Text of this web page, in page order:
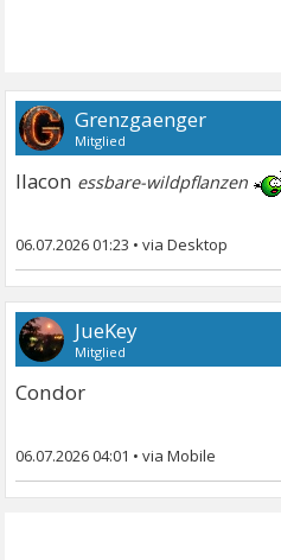
Grenzgaenger
Mitglied
llacon essbare-wildpflanzen
06.07.2026 01:23 •
JueKey
Mitglied
Condor
06.07.2026 04:01 •